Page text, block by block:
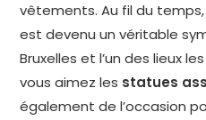
vêtements. Au fil du
est devenu un véritable
Bruxelles et l’un des lieux
vous aimez les statues
également de l’occasion